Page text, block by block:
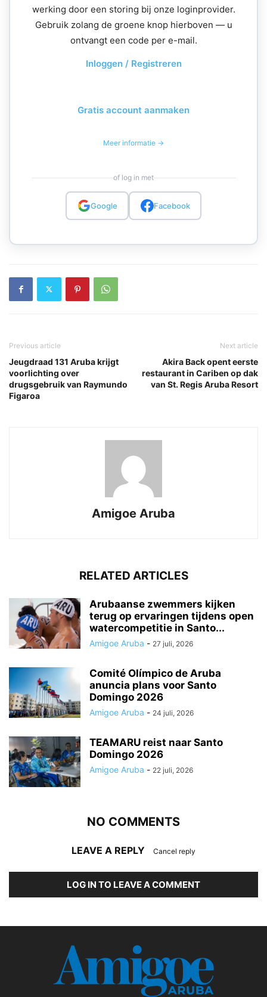
werking door een storing bij onze loginprovider.
Gebruik zolang de groene knop hierboven — u
ontvangt een code per e-mail.
Inloggen / Registreren
Gratis account aanmaken
Meer informatie →
of log in met
Google Facebook
Previous article
Jeugdraad 131 Aruba krijgt
voorlichting over
drugsgebruik van Raymundo
Figaroa
Next article
Akira Back opent eerste
restaurant in Cariben op dak
van St. Regis Aruba Resort
Amigoe Aruba
RELATED ARTICLES
Arubaanse zwemmers kijken
terug op ervaringen tijdens open
watercompetitie in Santo...
Amigoe Aruba - 27 juli, 2026
Comité Olímpico de Aruba
anuncia plans voor Santo
Domingo 2026
Amigoe Aruba - 24 juli, 2026
TEAMARU reist naar Santo
Domingo 2026
Amigoe Aruba - 22 juli, 2026
NO COMMENTS
LEAVE A REPLY Cancel reply
LOG IN TO LEAVE A COMMENT